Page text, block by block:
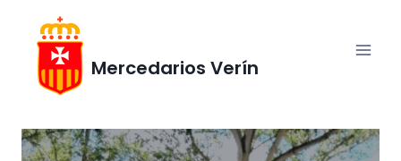
Contenido
Mercedarios Verín